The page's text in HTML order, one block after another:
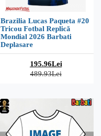
Brazilia Lucas Paqueta #20
Tricou Fotbal Replică
Mondial 2026 Barbati
Deplasare
195.96Lei
489.93Lei